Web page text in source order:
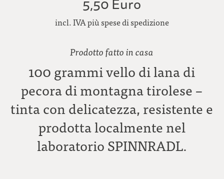
5,50 Euro
incl. IVA più spese di spedizione
Prodotto fatto in casa
100 grammi vello di lana di
pecora di montagna tirolese –
tinta con delicatezza, resistente e
prodotta localmente nel
laboratorio SPINNRADL.